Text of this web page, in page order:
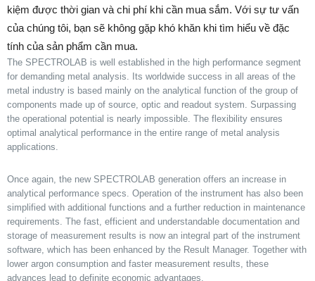
kiệm được thời gian và chi phí khi cần mua sắm. ​​Với sự tư vấn
của chúng tôi, bạn sẽ không gặp khó khăn khi tìm hiểu về đặc
tính của sản phẩm cần mua.
The SPECTROLAB is well established in the high performance segment
for demanding metal analysis. Its worldwide success in all areas of the
metal industry is based mainly on the analytical function of the group of
components made up of source, optic and readout system. Surpassing
the operational potential is nearly impossible. The flexibility ensures
optimal analytical performance in the entire range of metal analysis
applications.
Once again, the new SPECTROLAB generation offers an increase in
analytical performance specs. Operation of the instrument has also been
simplified with additional functions and a further reduction in maintenance
requirements. The fast, efficient and understandable documentation and
storage of measurement results is now an integral part of the instrument
software, which has been enhanced by the Result Manager. Together with
lower argon consumption and faster measurement results, these
advances lead to definite economic advantages.